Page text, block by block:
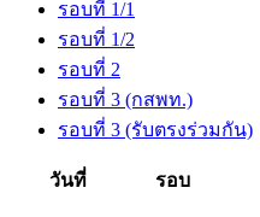
รอบที่ 1/1
รอบที่ 1/2
รอบที่ 2
รอบที่ 3 (กสพท.)
รอบที่ 3 (รับตรงร่วมกัน)
วันที่ รอบ